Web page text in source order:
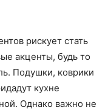
рискует стать
акценты, будь то
Подушки, коврики
кухне
Однако важно не